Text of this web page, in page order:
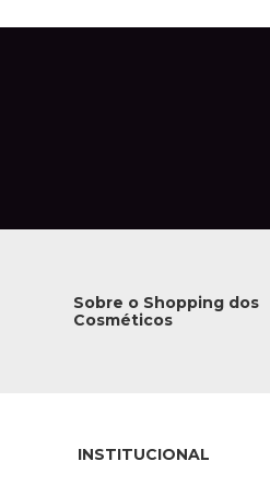
Sobre o Shopping dos
Cosméticos
INSTITUCIONAL